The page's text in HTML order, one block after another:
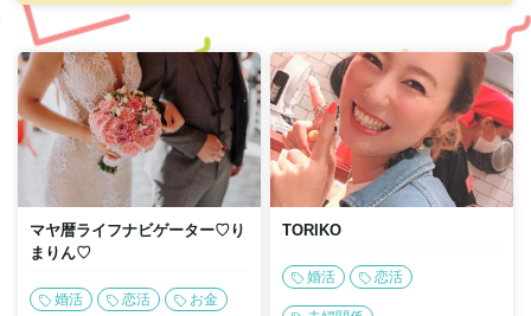
マヤ暦ライフナビゲーター♡り
まりん♡
婚活 恋活 お金
TORIKO
婚活 恋活